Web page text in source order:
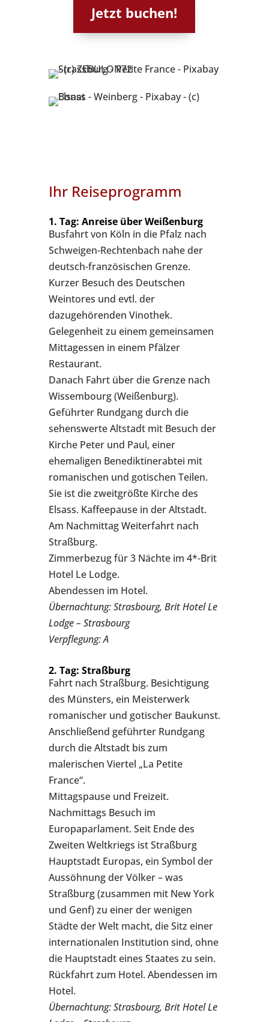
Jetzt buchen!
Ihr Reiseprogramm
1. Tag: Anreise über Weißenburg
Busfahrt von Köln in die Pfalz nach
Schweigen-Rechtenbach nahe der
deutsch-französischen Grenze.
Kurzer Besuch des Deutschen
Weintores und evtl. der
dazugehörenden Vinothek.
Gelegenheit zu einem gemeinsamen
Mittagessen in einem Pfälzer
Restaurant.
Danach Fahrt über die Grenze nach
Wissembourg (Weißenburg).
Geführter Rundgang durch die
sehenswerte Altstadt mit Besuch der
Kirche Peter und Paul, einer
ehemaligen Benediktinerabtei mit
romanischen und gotischen Teilen.
Sie ist die zweitgrößte Kirche des
Elsass. Kaffeepause in der Altstadt.
Am Nachmittag Weiterfahrt nach
Straßburg.
Zimmerbezug für 3 Nächte im 4*-Brit
Hotel Le Lodge.
Abendessen im Hotel.
Übernachtung: Strasbourg, Brit Hotel Le
Lodge – Strasbourg
Verpflegung: A
2. Tag: Straßburg
Fahrt nach Straßburg. Besichtigung
des Münsters, ein Meisterwerk
romanischer und gotischer Baukunst.
Anschließend geführter Rundgang
durch die Altstadt bis zum
malerischen Viertel „La Petite
France“.
Mittagspause und Freizeit.
Nachmittags Besuch im
Europaparlament. Seit Ende des
Zweiten Weltkriegs ist Straßburg
Hauptstadt Europas, ein Symbol der
Aussöhnung der Völker – was
Straßburg (zusammen mit New York
und Genf) zu einer der wenigen
Städte der Welt macht, die Sitz einer
internationalen Institution sind, ohne
die Hauptstadt eines Staates zu sein.
Rückfahrt zum Hotel. Abendessen im
Hotel.
Übernachtung: Strasbourg, Brit Hotel Le